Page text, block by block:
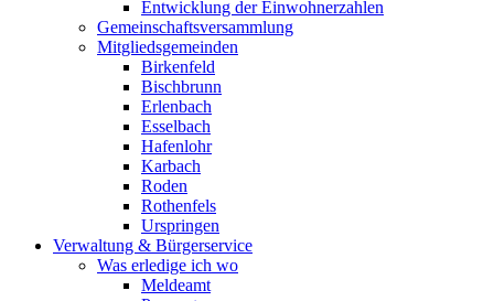
Entwicklung der Einwohnerzahlen
Gemeinschaftsversammlung
Mitgliedsgemeinden
Birkenfeld
Bischbrunn
Erlenbach
Esselbach
Hafenlohr
Karbach
Roden
Rothenfels
Urspringen
Verwaltung & Bürgerservice
Was erledige ich wo
Meldeamt